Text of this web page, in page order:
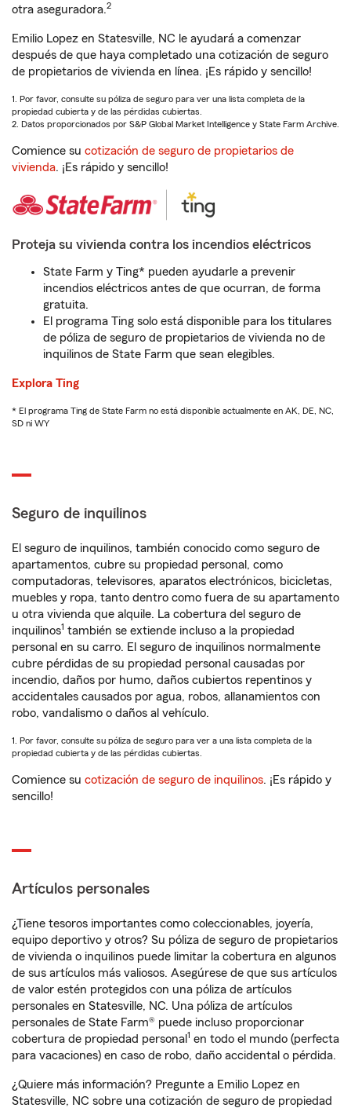
otra aseguradora.2
Emilio Lopez en Statesville, NC le ayudará a comenzar
después de que haya completado una cotización de seguro
de propietarios de vivienda en línea. ¡Es rápido y sencillo!
1. Por favor, consulte su póliza de seguro para ver una lista completa de la
propiedad cubierta y de las pérdidas cubiertas.
2. Datos proporcionados por S&P Global Market Intelligence y State Farm Archive.
Comience su cotización de seguro de propietarios de
vivienda. ¡Es rápido y sencillo!
Proteja su vivienda contra los incendios eléctricos
State Farm y Ting* pueden ayudarle a prevenir
incendios eléctricos antes de que ocurran, de forma
gratuita.
El programa Ting solo está disponible para los titulares
de póliza de seguro de propietarios de vivienda no de
inquilinos de State Farm que sean elegibles.
Explora Ting
* El programa Ting de State Farm no está disponible actualmente en AK, DE, NC,
SD ni WY
Seguro de inquilinos
El seguro de inquilinos, también conocido como seguro de
apartamentos, cubre su propiedad personal, como
computadoras, televisores, aparatos electrónicos, bicicletas,
muebles y ropa, tanto dentro como fuera de su apartamento
u otra vivienda que alquile. La cobertura del seguro de
inquilinos1 también se extiende incluso a la propiedad
personal en su carro. El seguro de inquilinos normalmente
cubre pérdidas de su propiedad personal causadas por
incendio, daños por humo, daños cubiertos repentinos y
accidentales causados por agua, robos, allanamientos con
robo, vandalismo o daños al vehículo.
1. Por favor, consulte su póliza de seguro para ver a una lista completa de la
propiedad cubierta y de las pérdidas cubiertas.
Comience su cotización de seguro de inquilinos. ¡Es rápido y
sencillo!
Artículos personales
¿Tiene tesoros importantes como coleccionables, joyería,
equipo deportivo y otros? Su póliza de seguro de propietarios
de vivienda o inquilinos puede limitar la cobertura en algunos
de sus artículos más valiosos. Asegúrese de que sus artículos
de valor estén protegidos con una póliza de artículos
personales en Statesville, NC. Una póliza de artículos
personales de State Farm® puede incluso proporcionar
cobertura de propiedad personal 1 en todo el mundo (perfecta
para vacaciones) en caso de robo, daño accidental o pérdida.
¿Quiere más información? Pregunte a Emilio Lopez en
Statesville, NC sobre una cotización de seguro de propiedad